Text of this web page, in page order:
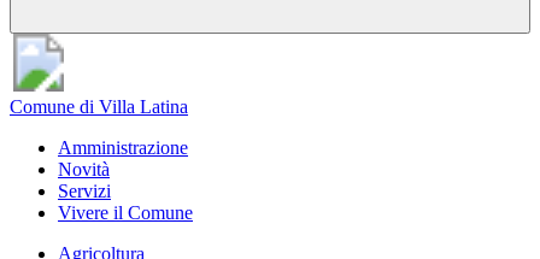
Comune di Villa Latina
Amministrazione
Novità
Servizi
Vivere il Comune
Agricoltura